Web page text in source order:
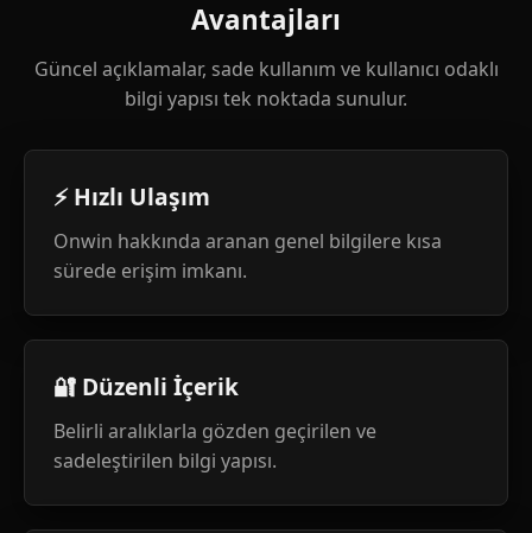
Avantajları
Güncel açıklamalar, sade kullanım ve kullanıcı odaklı
bilgi yapısı tek noktada sunulur.
⚡ Hızlı Ulaşım
Onwin hakkında aranan genel bilgilere kısa
sürede erişim imkanı.
🔐 Düzenli İçerik
Belirli aralıklarla gözden geçirilen ve
sadeleştirilen bilgi yapısı.